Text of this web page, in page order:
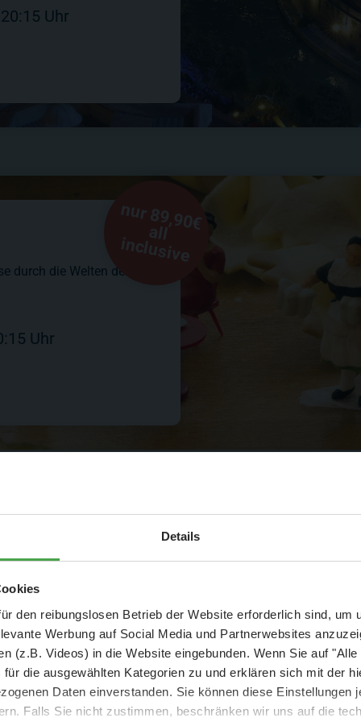
Details
den reibungslosen Betrieb der Website erforderlich sind, um
Werbung auf Social Media und Partnerwebsites
(z.B. Videos) in die Website eingebunden. Wenn Sie auf
die ausgewählten Kategorien zu und erklären sich mit der
Daten einverstanden. Sie können diese Einstellungen
Falls Sie nicht zustimmen, beschränken wir uns auf die
20:15 Uhr
n
u
r 8
9
,9
0
€
a
ll
in
c
lu
s
iv
e
durch die Welten des
Uhr
S
p
a
rp
re
is
:
3
4
,9
0
€
s
ta
tt 4
7
€
mit anschließendem
Aktuelle Mitteilung
25 % Ersparnis bei Große Pötte & kleine
und September - ohne Wartezeit
- Abendliche Hafenrundfahrt/Lichterfahrt 🛥️
- anschließender Wunderland-BesuchOHNEWartezeit 🚂
- Audiopräsentation: "Die Geschichte des Wunderlandes"
und Pommes mit Getränk zum Sonderpreis von 9,00 €